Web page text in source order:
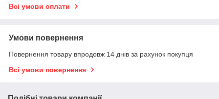
Всі умови оплати
Умови повернення
Повернення товару впродовж 14 днів за рахунок покупця
Всі умови повернення